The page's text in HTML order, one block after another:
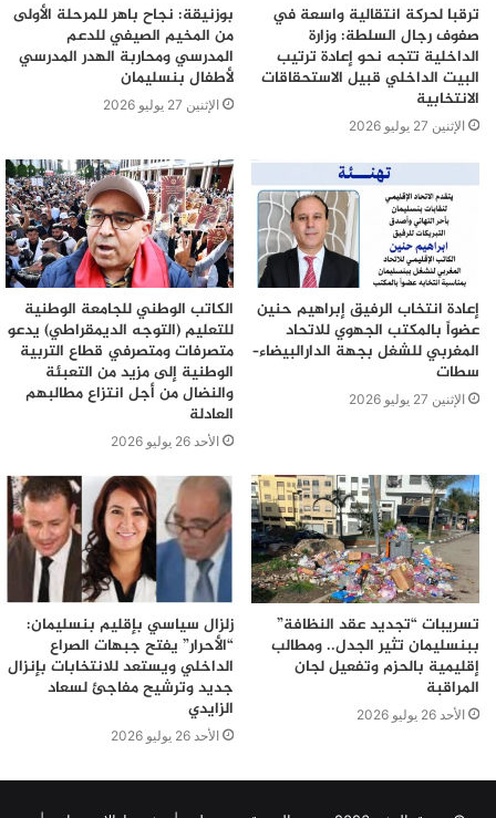
ترقبا لحركة انتقالية واسعة في
صفوف رجال السلطة: وزارة
الداخلية تتجه نحو إعادة ترتيب
البيت الداخلي قبيل الاستحقاقات
الانتخابية
الإثنين 27 يوليو 2026
بوزنيقة: نجاح باهر للمرحلة الأولى
من المخيم الصيفي للدعم
المدرسي ومحاربة الهدر المدرسي
لأطفال بنسليمان
الإثنين 27 يوليو 2026
إعادة انتخاب الرفيق إبراهيم حنين
عضواً بالمكتب الجهوي للاتحاد
المغربي للشغل بجهة الدارالبيضاء–
سطات
الإثنين 27 يوليو 2026
الكاتب الوطني للجامعة الوطنية
للتعليم (التوجه الديمقراطي) يدعو
متصرفات ومتصرفي قطاع التربية
الوطنية إلى مزيد من التعبئة
والنضال من أجل انتزاع مطالبهم
العادلة
الأحد 26 يوليو 2026
تسريبات “تجديد عقد النظافة”
ببنسليمان تثير الجدل.. ومطالب
إقليمية بالحزم وتفعيل لجان
المراقبة
الأحد 26 يوليو 2026
زلزال سياسي بإقليم بنسليمان:
“الأحرار” يفتح جبهات الصراع
الداخلي ويستعد للانتخابات بإنزال
جديد وترشيح مفاجئ لسعاد
الزايدي
الأحد 26 يوليو 2026